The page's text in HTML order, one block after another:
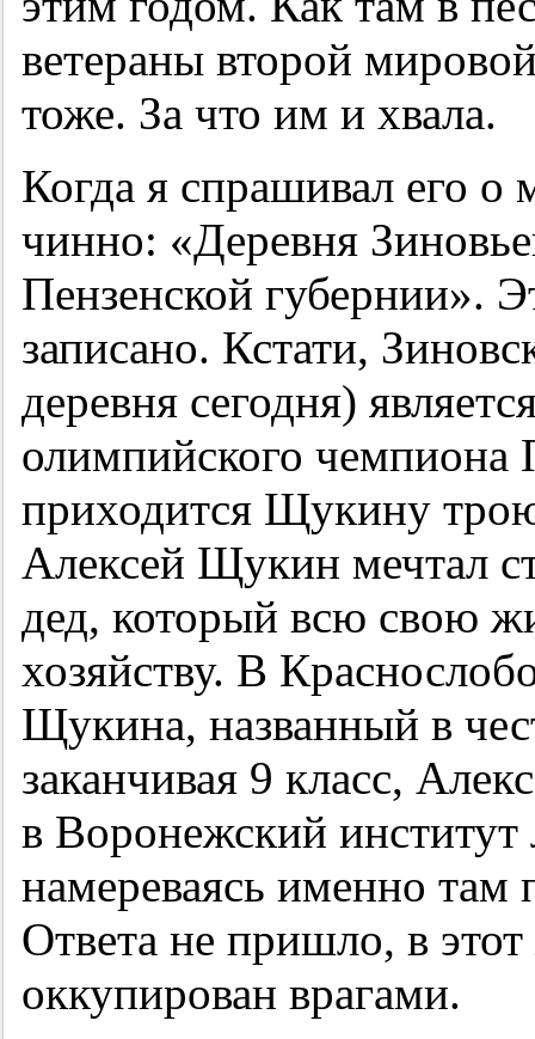
ветераны второй
тоже. За что им и хвала.
Когда я спрашивал его о
чинно: «Деревня
Пензенской губернии».
записано. Кстати,
деревня сегодня)
олимпийского чемпиона
приходится Щукину
Алексей Щукин мечтал
дед, который всю свою
хозяйству. В
Щукина, названный в
заканчивая 9 класс,
в Воронежский институт
намереваясь именно там
Ответа не пришло, в
оккупирован врагами.